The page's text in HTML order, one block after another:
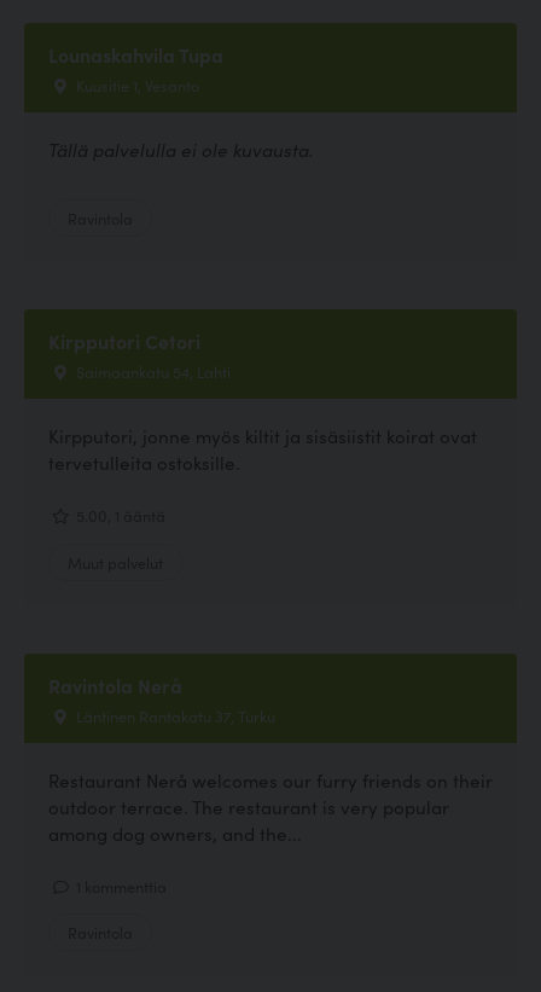
Lounaskahvila Tupa
Kuusitie 1, Vesanto
Tällä palvelulla ei ole kuvausta.
Kirpputori Cetori
Saimaankatu 54, Lahti
Kirpputori, jonne myös kiltit ja sisäsiistit koirat ovat
tervetulleita ostoksille.
Ravintola Nerå
Läntinen Rantakatu 37, Turku
Restaurant Nerå welcomes our furry friends on their
outdoor terrace. The restaurant is very popular
among dog owners, and the...